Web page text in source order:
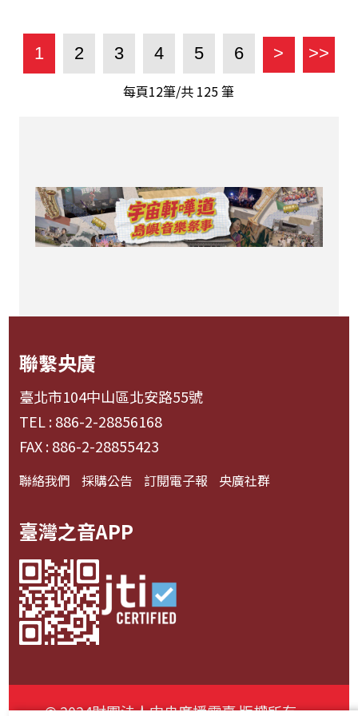
1 2 3 4 5 6 > >>
每頁12筆/共 125筆
聯繫央廣
臺北市104中山區北安路55號
TEL : 886-2-28856168
FAX : 886-2-28855423
聯絡我們 採購公告 訂閱電子報 央廣社群
臺灣之音APP
© 2024財團法人中央廣播電臺 版權所有